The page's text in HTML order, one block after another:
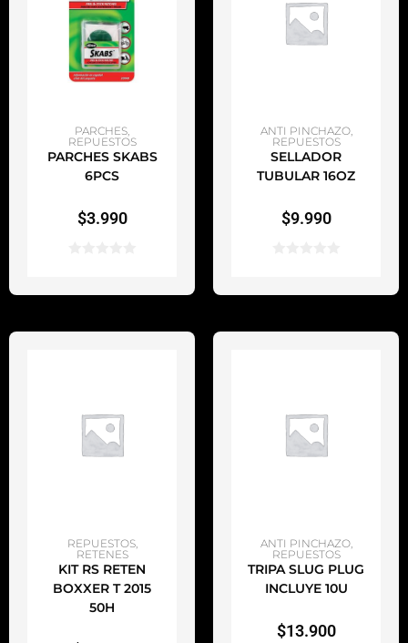
AÑADIR AL CARRITO
PARCHES,
REPUESTOS
PARCHES SKABS
6PCS
$3.990
AÑADIR AL CARRITO
ANTI PINCHAZO,
REPUESTOS
SELLADOR
TUBULAR 16OZ
$9.990
AÑADIR AL CARRITO
REPUESTOS,
RETENES
KIT RS RETEN
BOXXER T 2015
50H
AÑADIR AL CARRITO
ANTI PINCHAZO,
REPUESTOS
TRIPA SLUG PLUG
INCLUYE 10U
$13.900